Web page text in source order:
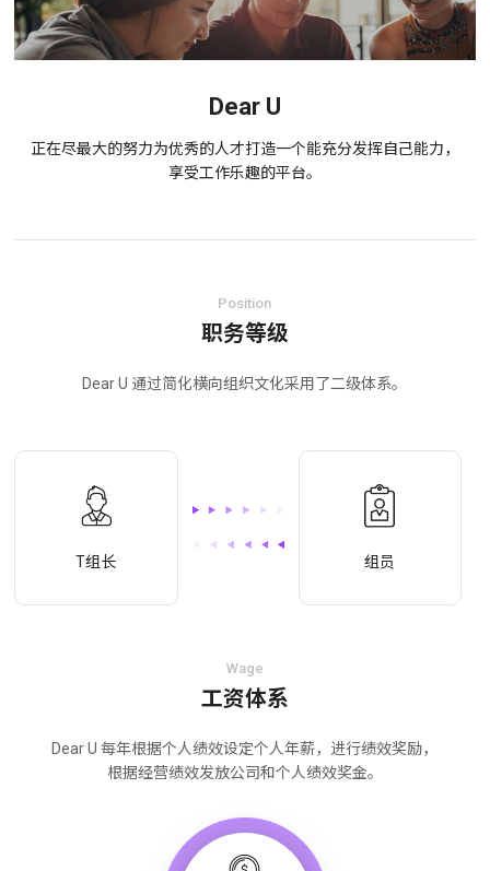
Dear U
正在尽最大的努力为优秀的人才打造一个能充分发挥自己能力，
享受工作乐趣的平台。
Position
职务等级
Dear U 通过简化横向组织文化采用了二级体系。
T组长 组员
Wage
工资体系
Dear U 每年根据个人绩效设定个人年薪，进行绩效奖励，
根据经营绩效发放公司和个人绩效奖金。